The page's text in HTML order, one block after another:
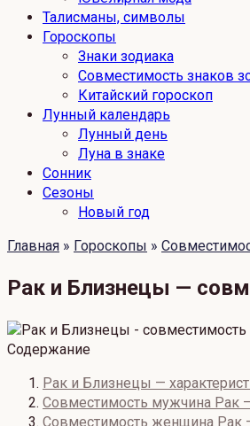
Талисманы, символы
Гороскопы
Знаки зодиака
Совместимость знаков
Китайский гороскоп
Лунный календарь
Лунный день
Луна в знаке
Сонник
Сезоны
Новый год
Главная » Гороскопы »
Рак и Близнецы —
Содержание
Рак и Близнецы —
Совместимость мужчина Рак
Совместимость женщина Рак